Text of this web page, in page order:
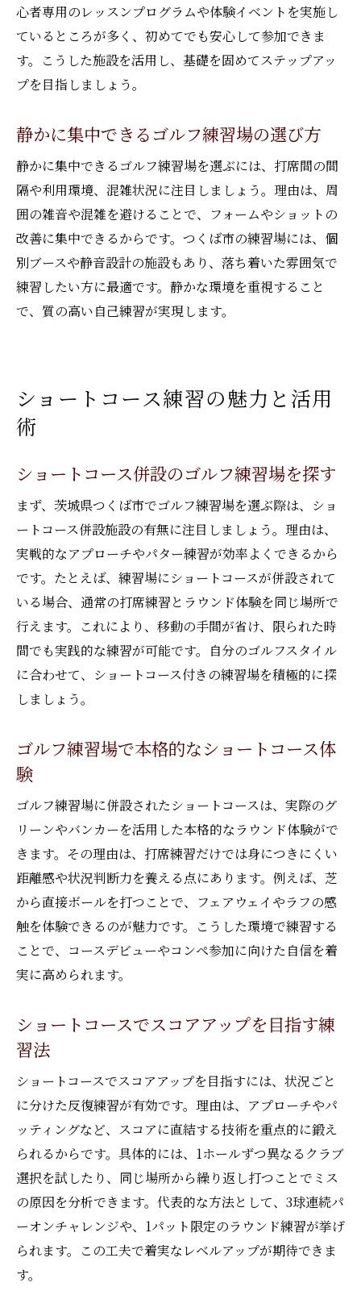
心者専用のレッスンプログラムや体験イベントを実施し
ているところが多く、初めてでも安心して参加できま
す。こうした施設を活用し、基礎を固めてステップアッ
プを目指しましょう。
静かに集中できるゴルフ練習場の選び方
静かに集中できるゴルフ練習場を選ぶには、打席間の間
隔や利用環境、混雑状況に注目しましょう。理由は、周
囲の雑音や混雑を避けることで、フォームやショットの
改善に集中できるからです。つくば市の練習場には、個
別ブースや静音設計の施設もあり、落ち着いた雰囲気で
練習したい方に最適です。静かな環境を重視すること
で、質の高い自己練習が実現します。
ショートコース練習の魅力と活用
術
ショートコース併設のゴルフ練習場を探す
まず、茨城県つくば市でゴルフ練習場を選ぶ際は、ショ
ートコース併設施設の有無に注目しましょう。理由は、
実戦的なアプローチやパター練習が効率よくできるから
です。たとえば、練習場にショートコースが併設されて
いる場合、通常の打席練習とラウンド体験を同じ場所で
行えます。これにより、移動の手間が省け、限られた時
間でも実践的な練習が可能です。自分のゴルフスタイル
に合わせて、ショートコース付きの練習場を積極的に探
しましょう。
ゴルフ練習場で本格的なショートコース体
験
ゴルフ練習場に併設されたショートコースは、実際のグ
リーンやバンカーを活用した本格的なラウンド体験がで
きます。その理由は、打席練習だけでは身につきにくい
距離感や状況判断力を養える点にあります。例えば、芝
から直接ボールを打つことで、フェアウェイやラフの感
触を体験できるのが魅力です。こうした環境で練習する
ことで、コースデビューやコンペ参加に向けた自信を着
実に高められます。
ショートコースでスコアアップを目指す練
習法
ショートコースでスコアアップを目指すには、状況ごと
に分けた反復練習が有効です。理由は、アプローチやパ
ッティングなど、スコアに直結する技術を重点的に鍛え
られるからです。具体的には、1ホールずつ異なるクラブ
選択を試したり、同じ場所から繰り返し打つことでミス
の原因を分析できます。代表的な方法として、3球連続パ
ーオンチャレンジや、1パット限定のラウンド練習が挙げ
られます。この工夫で着実なレベルアップが期待できま
す。